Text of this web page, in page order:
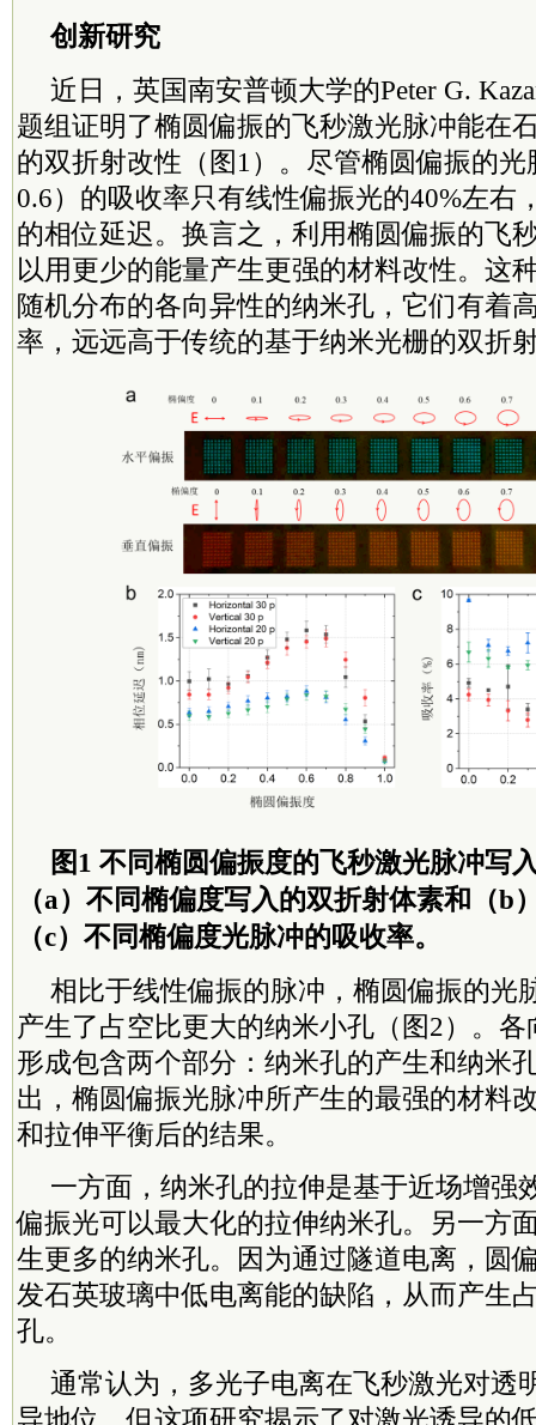
创新研究
近日，英国南安普顿大学的Peter G.
题组证明了椭圆偏振的飞秒激光脉冲能在
的双折射改性（图1）。尽管椭圆偏振的
0.6）的吸收率只有线性偏振光的40%左右
的相位延迟。换言之，利用椭圆偏振的飞
以用更少的能量产生更强的材料改性。这
随机分布的各向异性的纳米孔，它们有着
率，远远高于传统的基于纳米光栅的双折
图1 不同椭圆偏振度的飞秒激光脉冲写
（a）不同椭偏度写入的双折射体素和（b
（c）不同椭偏度光脉冲的吸收率。
相比于线性偏振的脉冲，椭圆偏振的光
产生了占空比更大的纳米小孔（图2）。
形成包含两个部分：纳米孔的产生和纳米
出，椭圆偏振光脉冲所产生的最强的材料
和拉伸平衡后的结果。
一方面，纳米孔的拉伸是基于近场增强
偏振光可以最大化的拉伸纳米孔。另一方
生更多的纳米孔。因为通过隧道电离，圆
发石英玻璃中低电离能的缺陷，从而产生
孔。
通常认为，多光子电离在飞秒激光对透